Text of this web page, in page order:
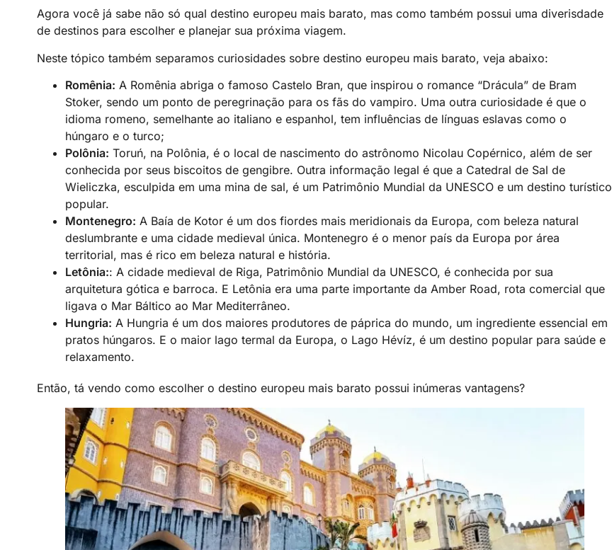
Agora você já sabe não só qual destino europeu mais barato, mas como também possui uma diverisdade
de destinos para escolher e planejar sua próxima viagem.
Neste tópico também separamos curiosidades sobre destino europeu mais barato, veja abaixo:
Romênia: A Romênia abriga o famoso Castelo Bran, que inspirou o romance “Drácula” de Bram
Stoker, sendo um ponto de peregrinação para os fãs do vampiro. Uma outra curiosidade é que o
idioma romeno, semelhante ao italiano e espanhol, tem influências de línguas eslavas como o
húngaro e o turco;
Polônia: Toruń, na Polônia, é o local de nascimento do astrônomo Nicolau Copérnico, além de ser
conhecida por seus biscoitos de gengibre. Outra informação legal é que a Catedral de Sal de
Wieliczka, esculpida em uma mina de sal, é um Patrimônio Mundial da UNESCO e um destino turístico
popular.
Montenegro: A Baía de Kotor é um dos fiordes mais meridionais da Europa, com beleza natural
deslumbrante e uma cidade medieval única. Montenegro é o menor país da Europa por área
territorial, mas é rico em beleza natural e história.
Letônia:: A cidade medieval de Riga, Patrimônio Mundial da UNESCO, é conhecida por sua
arquitetura gótica e barroca. E Letônia era uma parte importante da Amber Road, rota comercial que
ligava o Mar Báltico ao Mar Mediterrâneo.
Hungria: A Hungria é um dos maiores produtores de páprica do mundo, um ingrediente essencial em
pratos húngaros. E o maior lago termal da Europa, o Lago Hévíz, é um destino popular para saúde e
relaxamento.
Então, tá vendo como escolher o destino europeu mais barato possui inúmeras vantagens?